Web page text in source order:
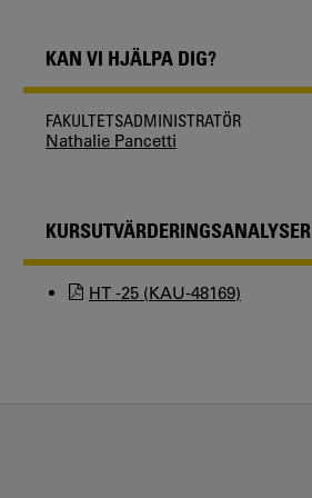
KAN VI HJÄLPA DIG?
FAKULTETSADMINISTRATÖR
Nathalie Pancetti
KURSUTVÄRDERINGSANALYSER
HT -25 (KAU-48169)